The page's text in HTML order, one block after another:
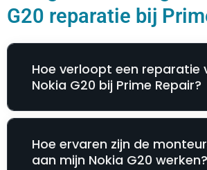
G20 reparatie bij
Hoe verloopt een reparatie
Nokia G20 bij Prime Repair?
Hoe ervaren zijn de
aan mijn Nokia G20 werken?